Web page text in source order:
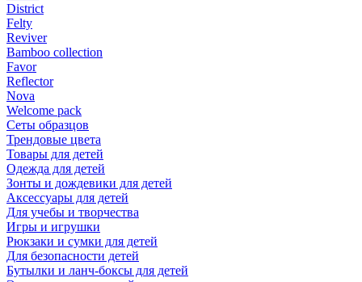
District
Felty
Reviver
Bamboo collection
Favor
Reflector
Nova
Welcome pack
Сеты образцов
Трендовые цвета
Товары для детей
Одежда для детей
Зонты и дождевики для детей
Аксессуары для детей
Для учебы и творчества
Игры и игрушки
Рюкзаки и сумки для детей
Для безопасности детей
Бутылки и ланч-боксы для детей